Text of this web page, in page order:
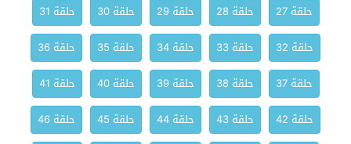
حلقة 27
حلقة 28 حلقة 29 حلقة 30
حلقة 31
حلقة 32
حلقة 33 حلقة 34 حلقة 35
حلقة 36
حلقة 37
حلقة 38 حلقة 39 حلقة 40
حلقة 41
حلقة 42
حلقة 43 حلقة 44 حلقة 45
حلقة 46